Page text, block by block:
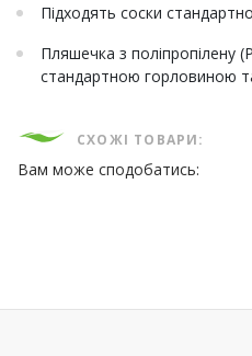
Підходять соски
Пляшечка з поліпропілену
стандартною горловиною
СХОЖІ ТОВАРИ:
Вам може сподобатись: